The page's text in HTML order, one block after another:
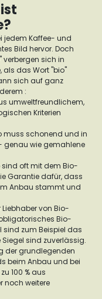
jedem Kaffee- und
Bild hervor. Doch
sich in
als das Wort "bio"
sich auf ganz
:
umweltfreundlichem,
Kriterien
muss schonend und in
genau wie gemahlene
sind oft mit dem Bio-
Garantie dafür, dass
Anbau stammt und
von Bio-
Bio-
sind zum Beispiel das
sind zuverlässig.
der grundlegenden
beim Anbau und bei
100 % aus
noch weitere